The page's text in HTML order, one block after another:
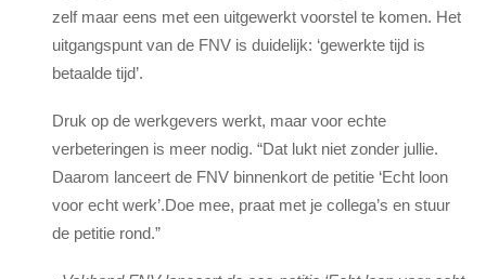
zelf maar eens met een uitgewerkt voorstel te komen. Het
uitgangspunt van de FNV is duidelijk: ‘gewerkte tijd is
betaalde tijd’.
Druk op de werkgevers werkt, maar voor echte
verbeteringen is meer nodig. “Dat lukt niet zonder jullie.
Daarom lanceert de FNV binnenkort de petitie ‘Echt loon
voor echt werk’.Doe mee, praat met je collega’s en stuur
de petitie rond.”